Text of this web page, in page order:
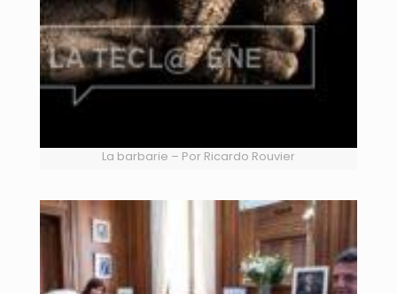
La barbarie – Por Ricardo Rouvier